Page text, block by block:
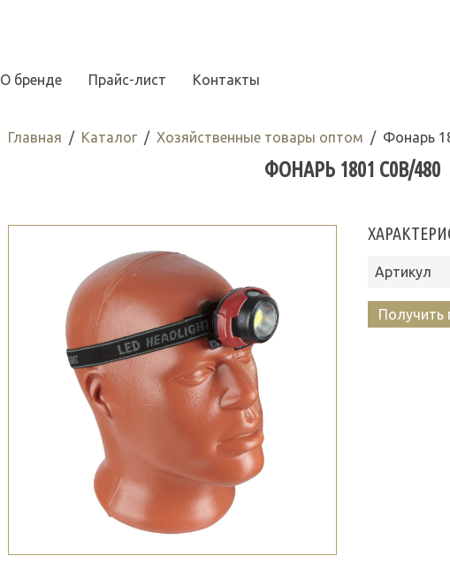
О бренде Прайс-лист Контакты
Главная Каталог Хозяйственные товары оптом Фонарь
ФОНАРЬ 1801 С0В/480
Артикул
Получить